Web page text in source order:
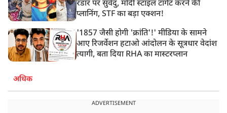
रडार पर सुवेंदु, मोदी स्टाइल टार्गेट करने की
प्लानिंग, STF का बड़ा एक्शन!
'1857 जैसी होगी 'क्रांति'!' मीडिया के सामने
आए रिजर्वेशन हटाओ आंदोलन के सूत्रधार वेदांश
त्यागी, बता दिया RHA का मास्टरप्लान
अधिक
ADVERTISEMENT